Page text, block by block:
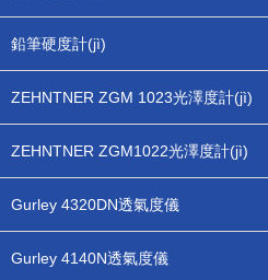
鉛筆硬度計(jì)
ZEHNTNER ZGM 1023光澤度計(jì)
ZEHNTNER ZGM1022光澤度計(jì)
Gurley 4320DN透氣度儀
Gurley 4140N透氣度儀